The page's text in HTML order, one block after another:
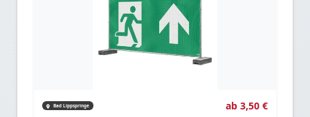
Bad Lippspringe ab 3,50 €